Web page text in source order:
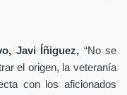
Javi Íñiguez, “No se
el origen, la veteranía
con los aficionados